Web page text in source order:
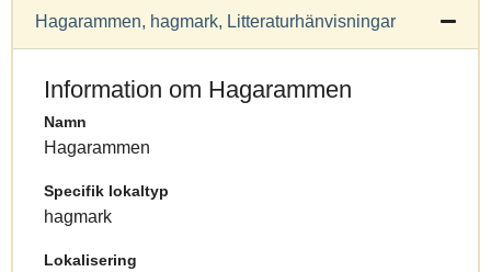
Hagarammen, hagmark, Litteraturhänvisningar
Information om Hagarammen
Namn
Hagarammen
Specifik lokaltyp
hagmark
Lokalisering